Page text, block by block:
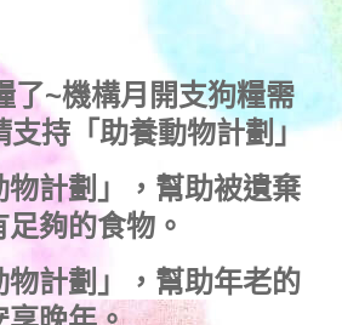
~機構月開支狗糧需
支持「助養動物計劃」
物計劃」
，幫助被遺棄
夠的食物。
物計劃」
，幫助年老的